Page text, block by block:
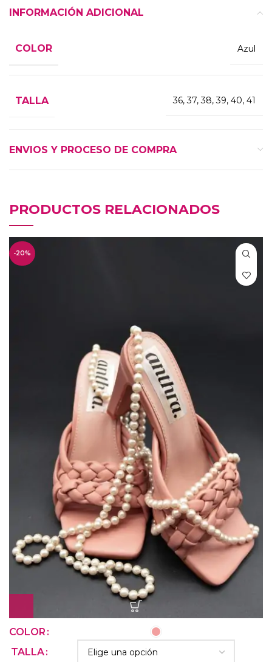
INFORMACIÓN ADICIONAL
COLOR Azul
TALLA 36, 37, 38, 39, 40, 41
ENVIOS Y PROCESO DE COMPRA
PRODUCTOS RELACIONADOS
-20%
COLOR
TALLA